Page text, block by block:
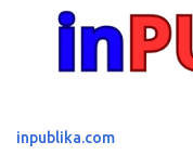
inpublika.com